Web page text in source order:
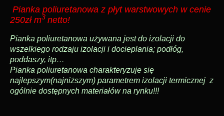
Pianka poliuretanowa z płyt warstwowych w cenie
250zł m3 netto!
Pianka poliuretanowa używana jest do izolacji do
wszelkiego rodzaju izolacji i docieplania; podłóg,
poddaszy, itp…
Pianka poliuretanowa charakteryzuje się
najlepszym(najniższym) parametrem izolacji termicznej z
ogólnie dostępnych materiałów na rynku!!!